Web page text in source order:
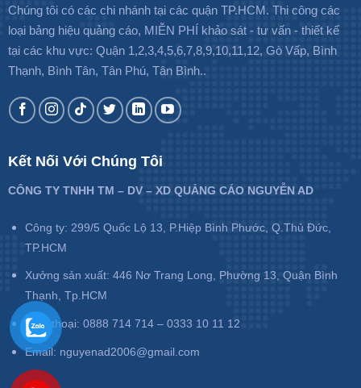
Chúng tôi có các chi nhánh tại các quận TP.HCM. Thi công các
loại bảng hiệu quảng cáo, MIỄN PHÍ khảo sát - tư vấn - thiết kế
tại các khu vực: Quận 1,2,3,4,5,6,7,8,9,10,11,12, Gò Vấp, Bình
Thạnh, Bình Tân, Tân Phú, Tân Bình..
Kết Nối Với Chúng Tôi
CÔNG TY TNHH TM – DV – XD QUẢNG CÁO NGUYỄN AD
Công ty: 299/5 Quốc Lộ 13, P.Hiệp Bình Phước, Q.Thủ Đức,
TP.HCM
Xưởng sản xuất: 446 Nơ Trang Long, Phường 13, Quận Bình
Thạnh, Tp.HCM
Điện thoại: 0888 714 714 – 0333 10 11 12
Email: nguyenad2006@gmail.com